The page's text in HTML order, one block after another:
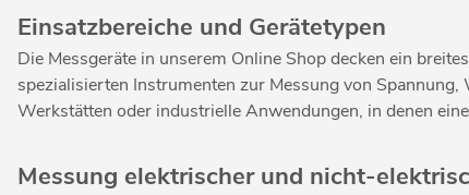
Einsatzbereiche und Gerätetypen
Die Messgeräte in unserem Online Shop decken ein
spezialisierten Instrumenten zur Messung von
Werkstätten oder industrielle Anwendungen, in denen
Messung elektrischer und nicht-